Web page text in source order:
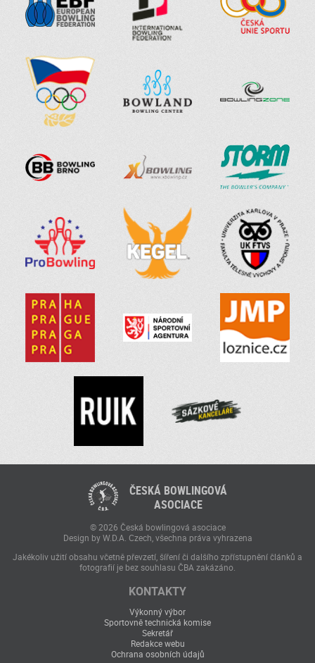
ČESKÁ BOWLINGOVÁ
ASOCIACE
© 2026 Česká bowlingová asociace
Design by W.D.A. Czech, všechna práva vyhrazena
Jakékoliv užití obsahu včetně převzetí, šíření či dalšího zpřístupnění článků a
fotografií je bez souhlasu ČBA zakázáno.
KONTAKTY
Výkonný výbor
Sportovně technická komise
Sekretář
Redakce webu
Ochrana osobních údajů